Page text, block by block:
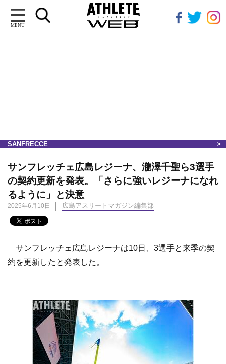
MENU
SANFRECCE
サンフレッチェ広島レジーナ、瀧澤千聖ら3選手
の契約更新を発表。「さらに強いレジーナになれ
るように」と決意
2025年6月10日 広島アスリートマガジン編集部
サンフレッチェ広島レジーナは10日、3選手と来季の契
約を更新したと発表した。